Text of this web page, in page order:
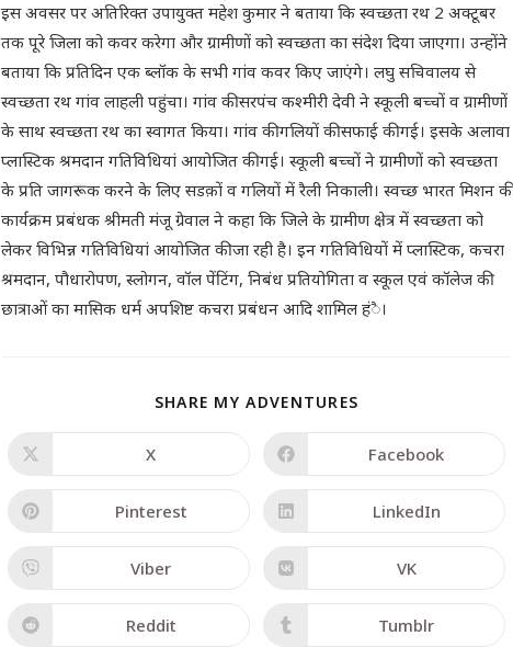
इस अवसर पर अतिरिक्त उपायुक्त महेश कुमार ने बताया कि स्वच्छता रथ 2 अक्टूबर
तक पूरे जिला को कवर करेगा और ग्रामीणों को स्वच्छता का संदेश दिया जाएगा। उन्होंने
बताया कि प्रतिदिन एक ब्लॉक के सभी गांव कवर किए जाएंगे। लघु सचिवालय से
स्वच्छता रथ गांव लाहली पहुंचा। गांव की सरपंच कश्मीरी देवी ने स्कूली बच्चों व ग्रामीणों
के साथ स्वच्छता रथ का स्वागत किया। गांव की गलियों की सफाई की गई। इसके अलावा
प्लास्टिक श्रमदान गतिविधियां आयोजित की गई। स्कूली बच्चों ने ग्रामीणों को स्वच्छता
के प्रति जागरूक करने के लिए सडक़ों व गलियों में रैली निकाली। स्वच्छ भारत मिशन की
कार्यक्रम प्रबंधक श्रीमती मंजू ग्रेवाल ने कहा कि जिले के ग्रामीण क्षेत्र में स्वच्छता को
लेकर विभिन्न गतिविधियां आयोजित की जा रही है। इन गतिविधियों में प्लास्टिक, कचरा
श्रमदान, पौधारोपण, स्लोगन, वॉल पेंटिंग, निबंध प्रतियोगिता व स्कूल एवं कॉलेज की
छात्राओं का मासिक धर्म अपशिष्ट कचरा प्रबंधन आदि शामिल हंै।
SHARE MY ADVENTURES
X Facebook
Pinterest LinkedIn
Viber VK
Reddit Tumblr